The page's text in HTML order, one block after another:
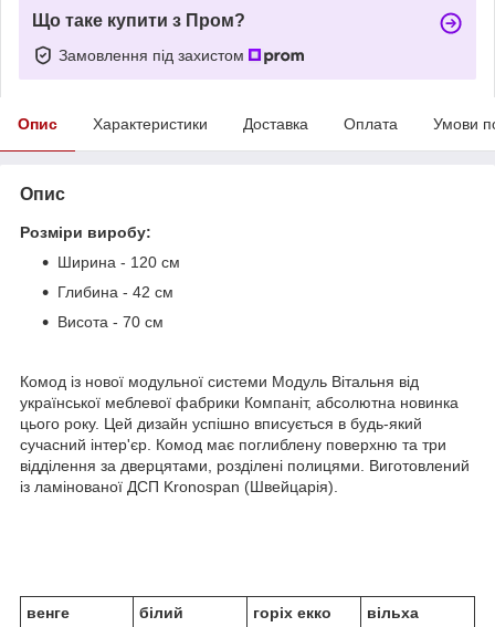
Що таке купити з Пром?
Замовлення під захистом
Опис Характеристики Доставка Оплата Умови
Опис
Розміри виробу:
Ширина - 120 см
Глибина - 42 см
Висота - 70 см
Комод із нової модульної системи Модуль Вітальня від
української меблевої фабрики Компаніт, абсолютна новинка
цього року. Цей дизайн успішно вписується в будь-який
сучасний інтер'єр. Комод має поглиблену поверхню та три
відділення за дверцятами, розділені полицями. Виготовлений
із ламінованої ДСП Kronospan (Швейцарія).
венге
білий
горіх екко вільха